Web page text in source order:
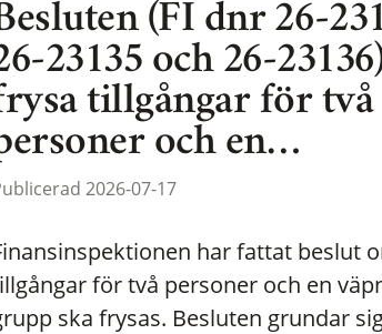
(FI dnr 26-
23135 och 26-
tillgångar för två
och en…
2026-07-17
har fattat beslut
för två personer och en
ska frysas. Besluten grundar